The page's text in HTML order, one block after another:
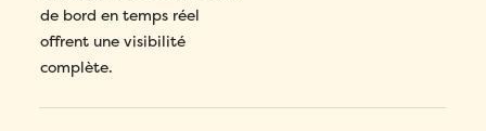
de bord en temps réel
offrent une visibilité
complète.